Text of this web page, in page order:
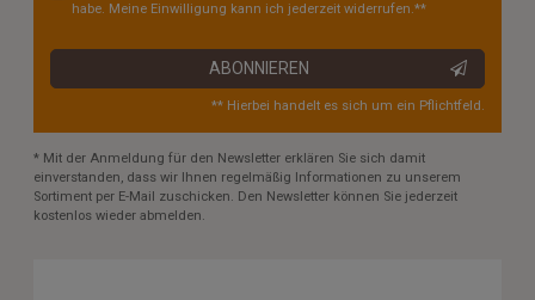
habe. Meine Einwilligung kann ich jederzeit widerrufen.**
ABONNIEREN
** Hierbei handelt es sich um ein Pflichtfeld.
* Mit der Anmeldung für den Newsletter erklären Sie sich damit
einverstanden, dass wir Ihnen regelmäßig Informationen zu unserem
Sortiment per E-Mail zuschicken. Den Newsletter können Sie jederzeit
kostenlos wieder abmelden.